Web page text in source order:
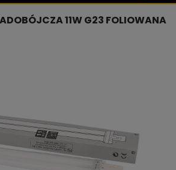
11W G23 FOLIOWANA